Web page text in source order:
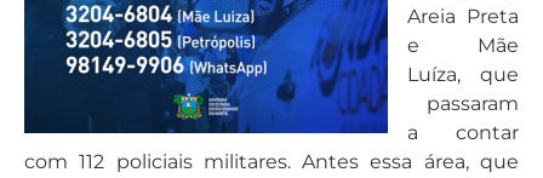
Areia Preta
e Mãe
Luíza, que
passaram
a contar
com 112 policiais militares. Antes essa área, que